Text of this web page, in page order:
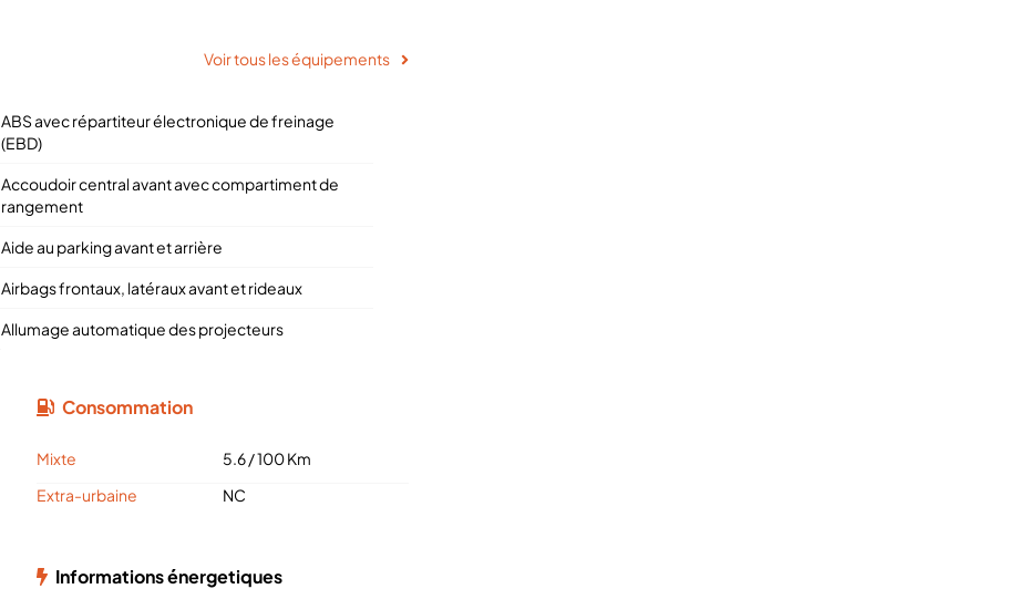
Voir tous les équipements
ABS avec répartiteur électronique de freinage
(EBD)
Accoudoir central avant avec compartiment de
rangement
Aide au parking avant et arrière
Airbags frontaux, latéraux avant et rideaux
Allumage automatique des projecteurs
Consommation
Mixte
5.6 / 100 Km
Extra-urbaine
NC
Informations énergetiques